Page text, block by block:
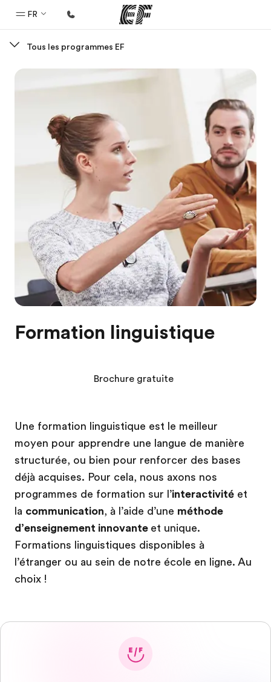
FR
Bienvenue chez EF
Trouver un bureau
A propos de nous
Qui sommes-nous ?
EF recrute
Rejoignez nos équipes
Tous les programmes EF
Formation linguistique
Une formation linguistique est le meilleur
moyen pour apprendre une langue de manière
structurée, ou bien pour renforcer des bases
déjà acquises. Pour cela, nous axons nos
programmes de formation sur l’interactivité et
la communication, à l’aide d’une méthode
d’enseignement innovante et unique.
Formations linguistiques disponibles à
l’étranger ou au sein de notre école en ligne. Au
choix !
Brochure gratuite